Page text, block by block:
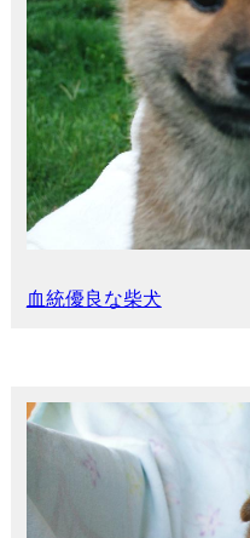
血統優良な柴犬